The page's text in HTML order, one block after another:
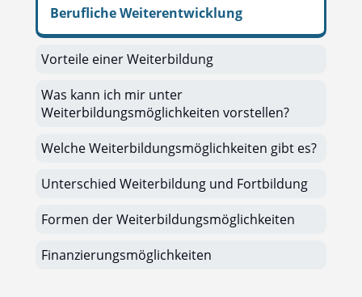
Berufliche Weiterentwicklung
Vorteile einer Weiterbildung
Was kann ich mir unter
Weiterbildungsmöglichkeiten vorstellen?
Welche Weiterbildungsmöglichkeiten gibt es?
Unterschied Weiterbildung und Fortbildung
Formen der Weiterbildungsmöglichkeiten
Finanzierungsmöglichkeiten